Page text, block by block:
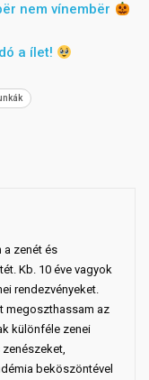
nem vínembër
a ílet!
a zenét és
Kb. 10 éve vagyok
rendezvényeket.
megoszthassam az
különféle zenei
beköszöntével